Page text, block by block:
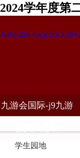
2024学年度第
九游会国际-j9九游会真人游戏
九游会国际-j9九游
学生园地